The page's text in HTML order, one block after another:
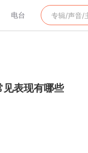
电台
见表现有哪些